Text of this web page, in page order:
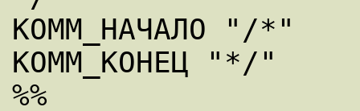
КОММ_НАЧАЛО "/*"
КОММ_КОНЕЦ "*/"
%%